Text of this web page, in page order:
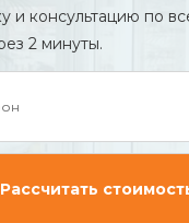
и консультацию по
2 минуты.